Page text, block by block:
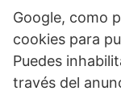
Google, como
cookies para
Puedes
través del